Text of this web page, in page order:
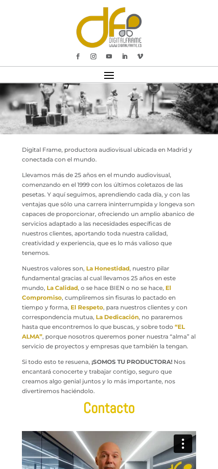
Digital Frame, productora audiovisual ubicada en Madrid y
conectada con el mundo.
Llevamos más de 25 años en el mundo audiovisual,
comenzando en el 1999 con los últimos coletazos de las
pesetas. Y aquí seguimos, aprendiendo cada día, y con las
ventajas que sólo una carrera ininterrumpida y longeva son
capaces de proporcionar, ofreciendo un amplio abanico de
servicios adaptado a las necesidades específicas de
nuestros clientes, aportando toda nuestra calidad,
creatividad y experiencia, que es lo más valioso que
tenemos.
Nuestros valores son, La Honestidad, nuestro pilar
fundamental gracias al cual llevamos 25 años en este
mundo, La Calidad, o se hace BIEN o no se hace, El
Compromiso, cumpliremos sin fisuras lo pactado en
tiempo y forma, El Respeto, para nuestros clientes y con
correspondencia mutua, La Dedicación, no pararemos
hasta que encontremos lo que buscas, y sobre todo “EL
ALMA”, porque nosotros queremos poner nuestra “alma” al
servicio de proyectos y empresas que también la tengan.
Si todo esto te resuena, ¡SOMOS TU PRODUCTORA!Nos
encantará conocerte y trabajar contigo, seguro que
creamos algo genial juntos y lo más importante, nos
divertiremos haciéndolo.
Contacto